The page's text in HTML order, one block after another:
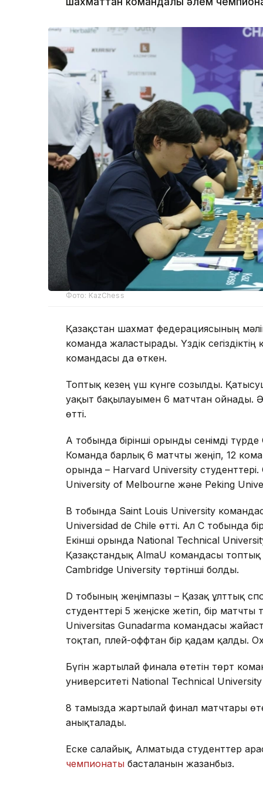
Фото: KazChess
Қазақстан шахмат федерациясының
команда жалғастырады. Үздік
командасы да өткен.
Топтық кезең үш күнге созылды.
уақыт бақылауымен 6 матчтан ойнады.
өтті.
А тобында бірінші орынды сенімді
Команда барлық 6 матчты жеңіп, 12
орында – Harvard University
University of Melbourne және Peking
В тобында Saint Louis University
Universidad de Chile өтті. Ал С тобында
Екінші орында National Technical
Қазақстандық AlmaU командасы
Cambridge University төртінші болды.
D тобының жеңімпазы – Қазақ ұлттық
студенттері 5 жеңіске жетіп, бір
Universitas Gunadarma командасы
тоқтап, плей-оффтан бір қадам қалды.
Бүгін жартылай финалға өтетін төрт
университеті National Technical
8 тамызда жартылай финал матчтары
анықталады.
Еске салайық, Алматыда студенттер
чемпионаты басталғанын жазғанбыз.